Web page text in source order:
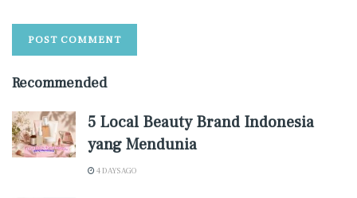
Recommended
5 Local Beauty Brand Indonesia
yang Mendunia
4 DAYS AGO